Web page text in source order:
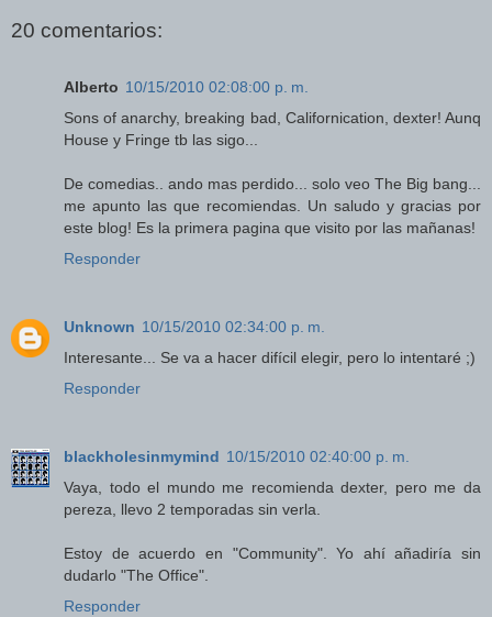
20 comentarios:
Alberto 10/15/2010 02:08:00 p. m.
Sons of anarchy, breaking bad, Californication, dexter! Aunq
House y Fringe tb las sigo...
De comedias.. ando mas perdido... solo veo The Big bang...
me apunto las que recomiendas. Un saludo y gracias por
este blog! Es la primera pagina que visito por las mañanas!
Responder
Unknown 10/15/2010 02:34:00 p. m.
Interesante... Se va a hacer difícil elegir, pero lo intentaré ;)
Responder
blackholesinmymind 10/15/2010 02:40:00 p. m.
Vaya, todo el mundo me recomienda dexter, pero me da
pereza, llevo 2 temporadas sin verla.
Estoy de acuerdo en "Community". Yo ahí añadiría sin
dudarlo "The Office".
Responder